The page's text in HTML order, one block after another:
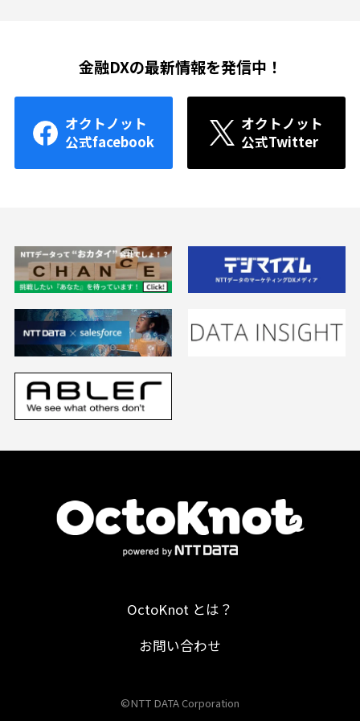
金融DXの最新情報を発信中！
オクトノット
公式facebook
オクトノット
公式Twitter
OctoKnot とは？
お問い合わせ
©NTT DATA Corporation